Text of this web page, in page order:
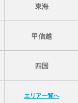
東海
甲信越
四国
エリア一覧へ